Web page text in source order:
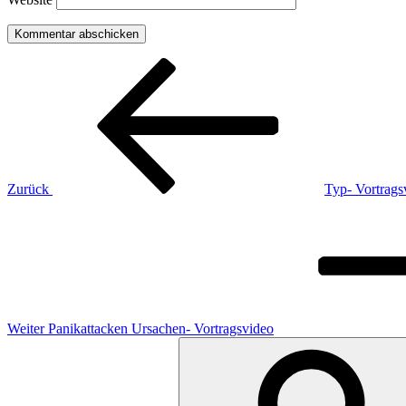
Beitragsnavigation
Zurück
Typ-
Weiter Panikattacken Ursachen- Vortragsvideo